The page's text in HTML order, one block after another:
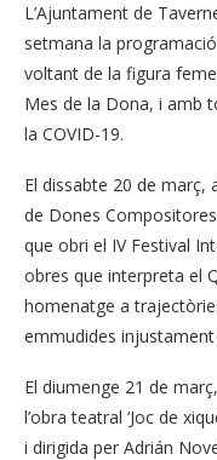
L’Ajuntament de
setmana la
voltant de la figura
Mes de la Dona, i amb
la COVID-19.
El dissabte 20 de març,
de Dones
que obri el IV Festival
obres que interpreta el
homenatge a
emmudides
El diumenge 21 de
l’obra teatral ‘Joc de
i dirigida per Adrián